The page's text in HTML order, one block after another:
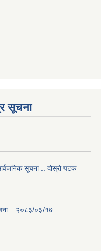
सूचना
सूचना .. दोस्रो पटक
२०८३/०३/१७